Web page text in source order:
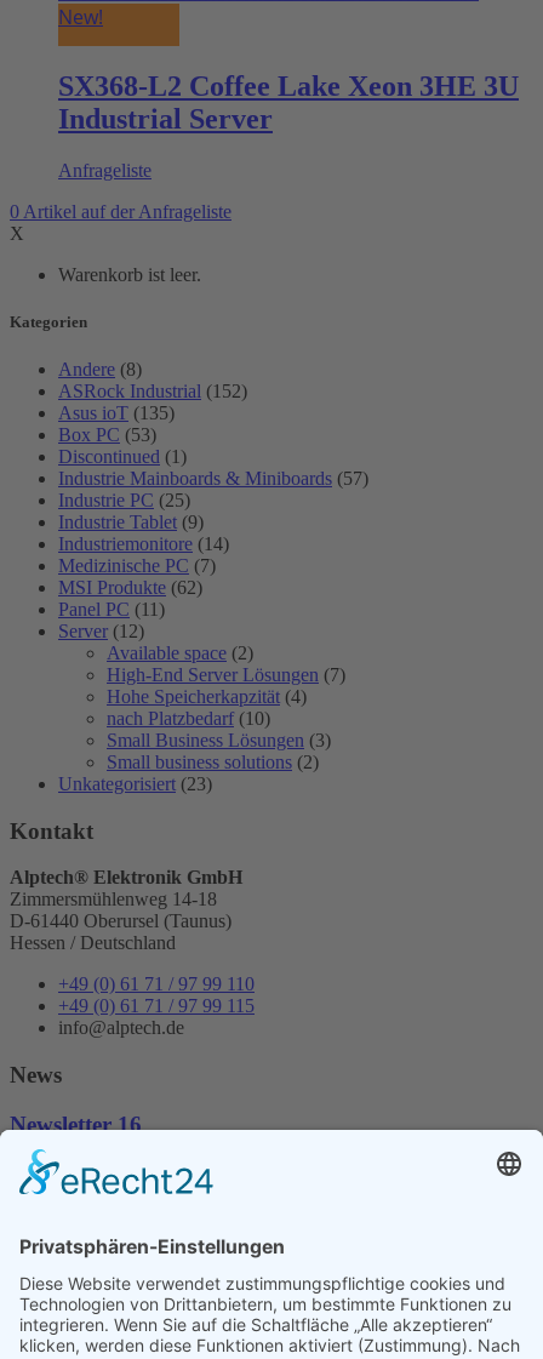
New!
SX368-L2 Coffee Lake Xeon 3HE 3U
Industrial Server
Anfrageliste
0 Artikel auf der Anfrageliste
X
Warenkorb ist leer.
Kategorien
Andere (8)
ASRock Industrial (152)
Asus ioT (135)
Box PC (53)
Discontinued (1)
Industrie Mainboards & Miniboards (57)
Industrie PC (25)
Industrie Tablet (9)
Industriemonitore (14)
Medizinische PC (7)
MSI Produkte (62)
Panel PC (11)
Server (12)
Available space (2)
High-End Server Lösungen (7)
Hohe Speicherkapzität (4)
nach Platzbedarf (10)
Small Business Lösungen (3)
Small business solutions (2)
Unkategorisiert (23)
Kontakt
Alptech® Elektronik GmbH
Zimmersmühlenweg 14-18
D-61440 Oberursel (Taunus)
Hessen / Deutschland
+49 (0) 61 71 / 97 99 110
+49 (0) 61 71 / 97 99 115
info@alptech.de
News
Newsletter 16
Mit der Entscheidung für ein Industrie
Motherboard entscheidet man sich für ein langlebiges Produkt.
AMD-
Prozessoren konzipiert.